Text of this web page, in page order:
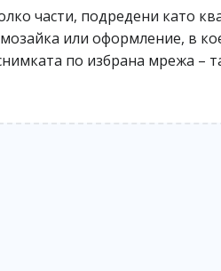
части, подредени като
или оформление, в
по избрана мрежа –